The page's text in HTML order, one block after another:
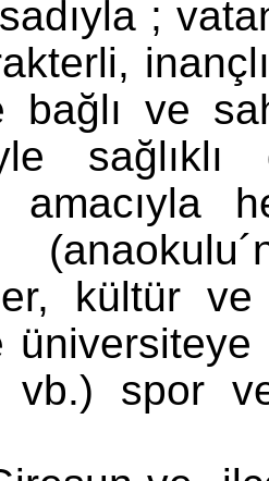
;
bağlı ve
amacıyla
kültür
vb.) spor